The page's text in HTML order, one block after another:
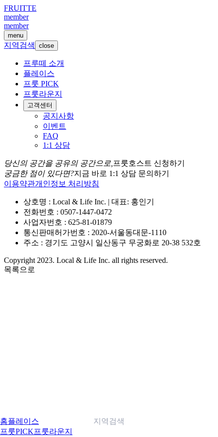
FRUITTE
member
member
menu
지역검색 close
프루떼 소개
플레이스
프룻 PICK
프룻라운지
고객센터
공지사항
이벤트
FAQ
1:1 상담
당신의 공간을 공유의 공간으로, 프룻호스트 신청하기
궁금한 점이 있다면?지금 바로 1:1 상담 문의하기
이용약관개인정보 처리방침
상호명 : Local & Life Inc. | 대표: 홍인기
전화번호 : 0507-1447-0472
사업자번호 : 625-81-01879
통신판매허가번호 : 2020-서울동대문-1110
주소 : 경기도 고양시 일산동구 무궁화로 20-38 532호
Copyright 2023. Local & Life Inc. all rights reserved.
목록으로
홈플레이스
프룻PICK프룻라운지
지역검색